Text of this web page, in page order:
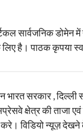
सार्वजनिक डोमेन में
है। पाठक कृपया
भारत सरकार ,
क्षेत्र की ताजा
विडियो न्यूज़ देखने